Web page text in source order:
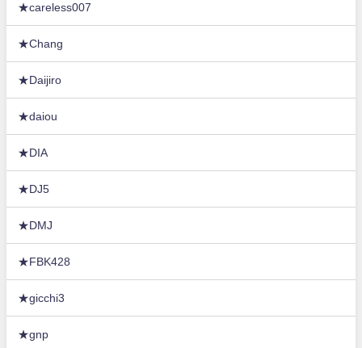
★careless007
★Chang
★Daijiro
★daiou
★DIA
★DJ5
★DMJ
★FBK428
★gicchi3
★gnp